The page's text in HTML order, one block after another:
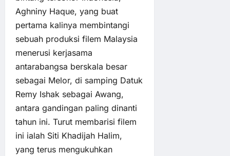
Aghniny Haque, yang buat
pertama kalinya membintangi
sebuah produksi filem Malaysia
menerusi kerjasama
antarabangsa berskala besar
sebagai Melor, di samping Datuk
Remy Ishak sebagai Awang,
antara gandingan paling dinanti
tahun ini. Turut membarisi filem
ini ialah Siti Khadijah Halim,
yang terus mengukuhkan